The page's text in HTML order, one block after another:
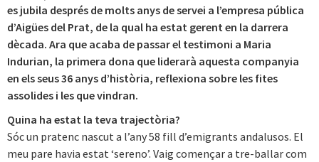
es jubila després de molts anys de servei a l’empresa pública
d’Aigües del Prat, de la qual ha estat gerent en la darrera
dècada. Ara que acaba de passar el testimoni a Maria
Indurian, la primera dona que liderarà aquesta companyia
en els seus 36 anys d’història, reflexiona sobre les fites
assolides i les que vindran.
Quina ha estat la teva trajectòria?
Sóc un pratenc nascut a l’any 58 fill d’emigrants andalusos. El
meu pare havia estat ‘sereno’. Vaig començar a tre-ballar com